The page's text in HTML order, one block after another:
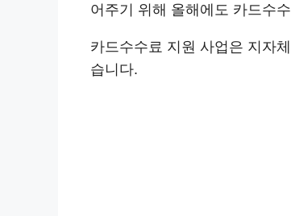
어주기 위해 올해에도 카드수
카드수수료 지원 사업은 지자
습니다.